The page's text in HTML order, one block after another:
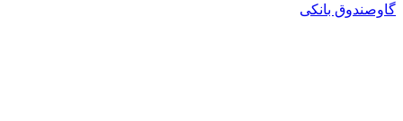
گاوصندوق بانکی